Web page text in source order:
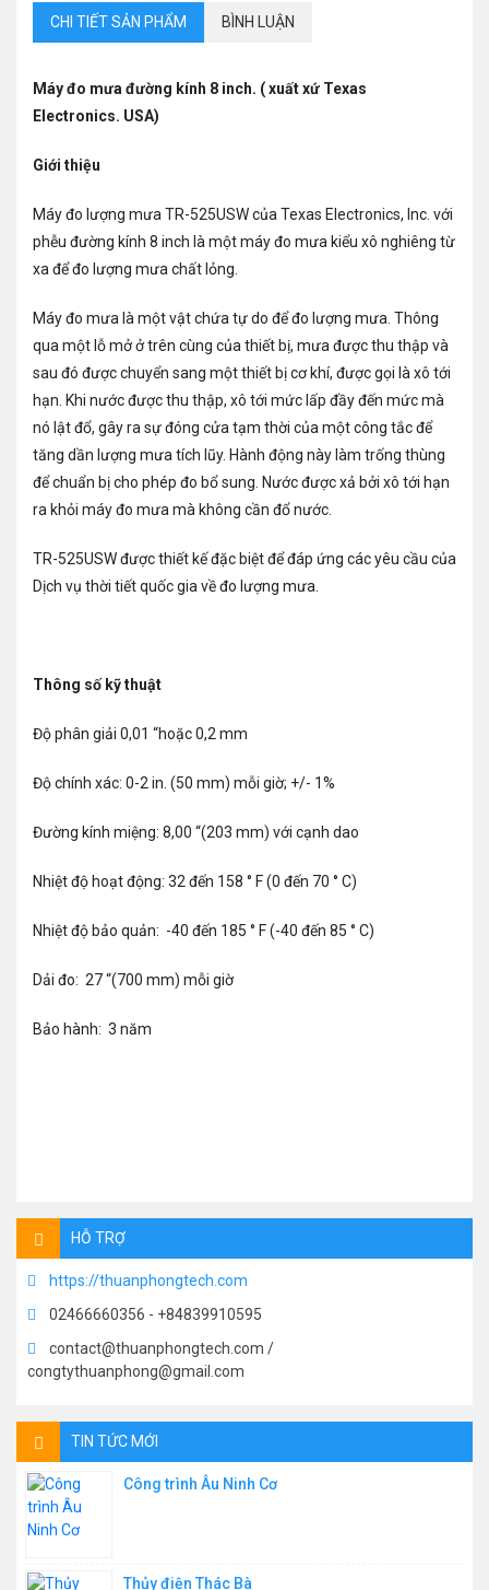
CHI TIẾT SẢN PHẨM BÌNH LUẬN
Máy đo mưa đường kính 8 inch. ( xuất xứ Texas
Electronics. USA)
Giới thiệu
Máy đo lượng mưa TR-525USW của Texas Electronics, Inc. với
phễu đường kính 8 inch là một máy đo mưa kiểu xô nghiêng từ
xa để đo lượng mưa chất lỏng.
Máy đo mưa là một vật chứa tự do để đo lượng mưa. Thông
qua một lỗ mở ở trên cùng của thiết bị, mưa được thu thập và
sau đó được chuyển sang một thiết bị cơ khí, được gọi là xô tới
hạn. Khi nước được thu thập, xô tới mức lấp đầy đến mức mà
nó lật đổ, gây ra sự đóng cửa tạm thời của một công tắc để
tăng dần lượng mưa tích lũy. Hành động này làm trống thùng
để chuẩn bị cho phép đo bổ sung. Nước được xả bởi xô tới hạn
ra khỏi máy đo mưa mà không cần đổ nước.
TR-525USW được thiết kế đặc biệt để đáp ứng các yêu cầu của
Dịch vụ thời tiết quốc gia về đo lượng mưa.
Thông số kỹ thuật
Độ phân giải 0,01 “hoặc 0,2 mm
Độ chính xác: 0-2 in. (50 mm) mỗi giờ; +/- 1%
Đường kính miệng: 8,00 “(203 mm) với cạnh dao
Nhiệt độ hoạt động: 32 đến 158 ° F (0 đến 70 ° C)
Nhiệt độ bảo quản: -40 đến 185 ° F (-40 đến 85 ° C)
Dải đo: 27 “(700 mm) mỗi giờ
Bảo hành: 3 năm
HỖ TRỢ
https://thuanphongtech.com
02466660356 - +84839910595
contact@thuanphongtech.com /
congtythuanphong@gmail.com
TIN TỨC MỚI
Công trình Âu Ninh Cơ
Thủy điện Thác Bà